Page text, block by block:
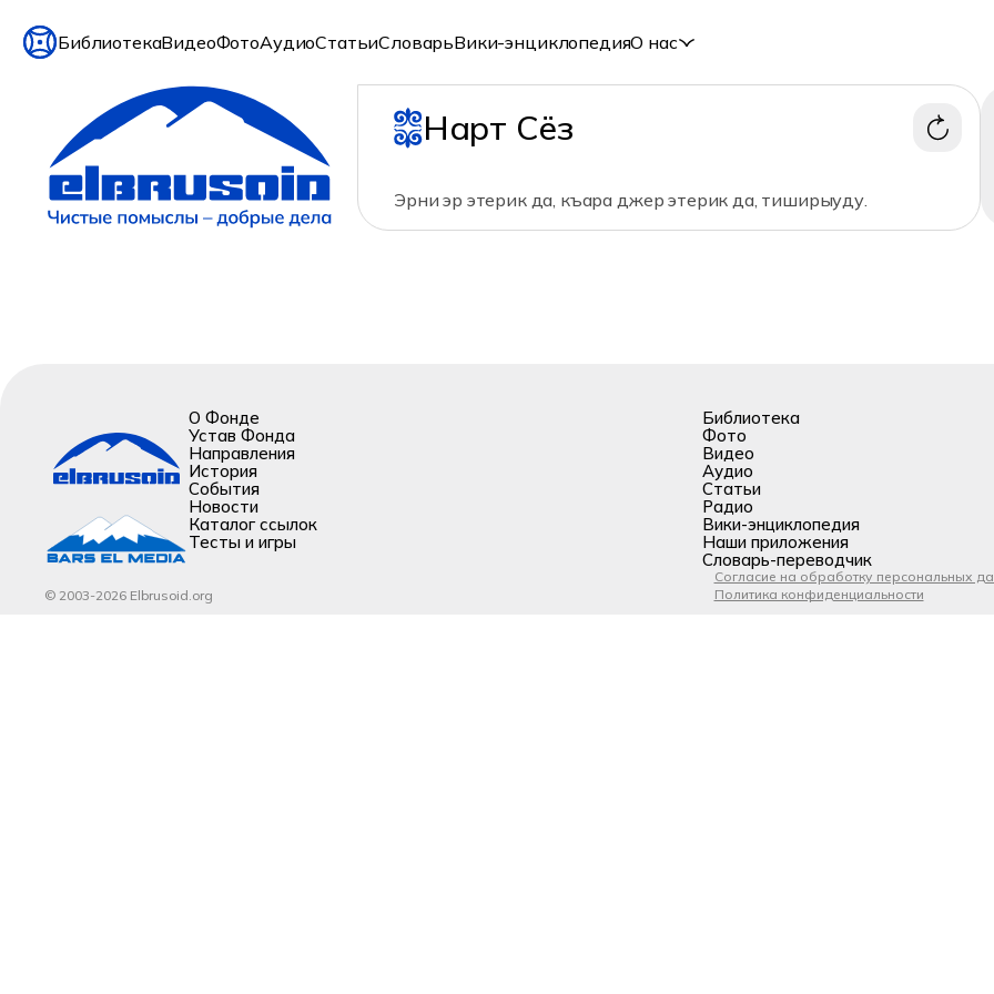
БиблиотекаВидеоФотоАудиоСтатьиСловарьВики-энциклопедияО нас
Нарт Сёз
Эрни эр этерик да, къара джер этерик да, тиширыуду.
О Фонде
Устав Фонда
Направления
История
События
Новости
Каталог ссылок
Тесты и игры
Библиотека
Фото
Видео
Аудио
Статьи
Радио
Вики-энциклопедия
Наши приложения
Словарь-переводчик
© 2003-2026 Elbrusoid.org
Согласие на обработку персональных
Политика конфиденциальности